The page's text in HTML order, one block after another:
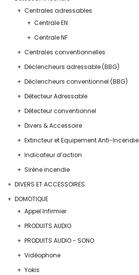
Centrales adressables
Centrale EN
Centrale NF
Centrales conventionnelles
Déclencheurs adressable (BBG)
Déclencheurs conventionnel (BBG)
Détecteur Adressable
Détecteur conventionnel
Divers & Accessoire
Extincteur et Equipement Anti-Incendie
Indicateur d’action
Sirène incendie
DIVERS ET ACCESSOIRES
DOMOTIQUE
Appel Infirmier
PRODUITS AUDIO
PRODUITS AUDIO - SONO
Vidéophone
Yokis